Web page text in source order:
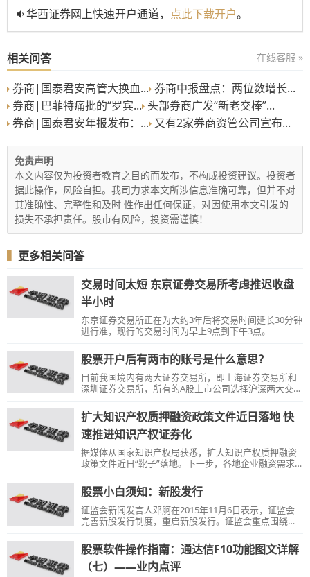
华西证券网上快速开户通道， 点此下载开户。
相关问答 在线客服 »
券商|国泰君安高管大换血... 券商中报盘点：两位数增长...
券商|巴菲特痛批的“罗宾... 头部券商广发“新老交棒”...
券商|国泰君安年报发布：... 又有2家券商资管公司宣布...
免责声明
本文内容仅为投资者教育之目的而发布，不构成投资建议。投资者
据此操作，风险自担。我司力求本文所涉信息准确可靠，但并不对
其准确性、完整性和及时 性作出任何保证，对因使用本文引发的
损失不承担责任。股市有风险，投资需谨慎！
▍ 更多相关问答
交易时间太短 东京证券交易所考虑推迟收盘
半小时
东京证券交易所正在为大约3年后将交易时间延长30分钟
进行准，现行的交易时间为早上9点到下午3点。
股票开户后有两市的账号是什么意思？
目前我国境内有两大证券交易所，即上海证券交易所和
深圳证券交易所，所有的A股上市公司选择沪深两大交易
的A股股东账号。
扩大知识产权质押融资政策文件近日落地 快
速推进知识产权证券化
据媒体从国家知识产权局获悉，扩大知识产权质押融资
政策文件近日“靴子”落地。下一步，各地企业融资需求
权运营服务体系建设，鼓励有关城市在专利商标混合质
押、知识产权综合保险等方面进行探索创新。
股票小白须知：新股发行
证监会新闻发言人邓舸在2015年11月6日表示，证监会
完善新股发行制度，重启新股发行。证监会重点围绕巨
加大投资者合法权益保护等事项提出了进一步改革完善
新股发行制度的政策措施
股票软件操作指南：通达信F10功能图文详解
（七）——业内点评